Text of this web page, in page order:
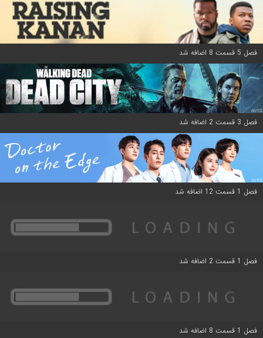
فصل 5 قسمت 8 اضافه شد
فصل 3 قسمت 2 اضافه شد
فصل 1 قسمت 12 اضافه شد
فصل 1 قسمت 2 اضافه شد
فصل 1 قسمت 8 اضافه شد